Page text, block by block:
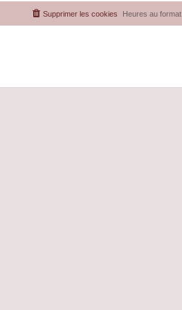
Heures au format
Supprimer les cookies